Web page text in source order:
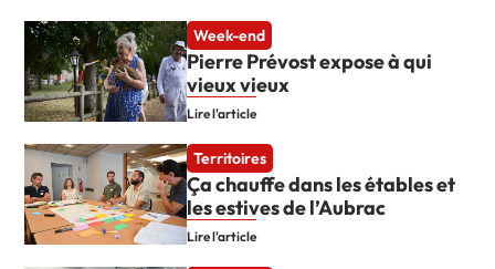
Week-end
Pierre Prévost expose à qui
vieux vieux
Lire l'article
Territoires
Ça chauffe dans les étables et
les estives de l’Aubrac
Lire l'article